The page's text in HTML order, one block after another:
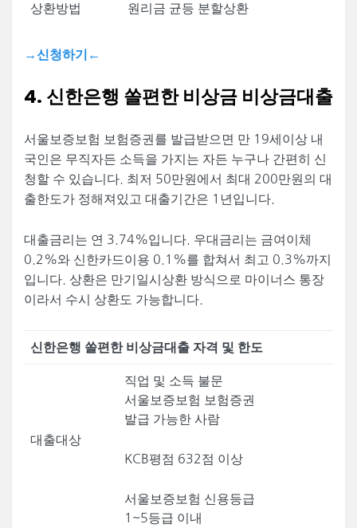
상환방법 원리금 균등 분할상환
→신청하기←
4. 신한은행 쏠편한 비상금 비상금대출
서울보증보험 보험증권를 발급받으면 만 19세이상 내
국인은 무직자든 소득을 가지는 자든 누구나 간편히 신
청할 수 있습니다. 최저 50만원에서 최대 200만원의 대
출한도가 정해져있고 대출기간은 1년입니다.
대출금리는 연 3.74%입니다. 우대금리는 금여이체
0.2%와 신한카드이용 0.1%를 합쳐서 최고 0.3%까지
입니다. 상환은 만기일시상환 방식으로 마이너스 통장
이라서 수시 상환도 가능합니다.
신한은행 쏠편한 비상금대출 자격 및 한도
대출대상
직업 및 소득 불문
서울보증보험 보험증권
발급 가능한 사람
KCB평점 632점 이상
서울보증보험 신용등급
1~5등급 이내